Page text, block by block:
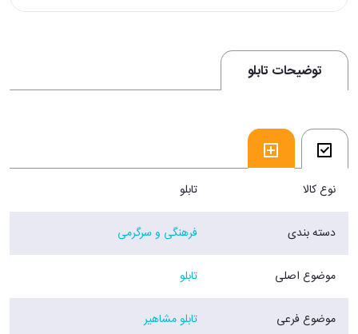
توضیحات تابلو
نوع کالا تابلو
دسته بندی فرهنگی و سرگرمی
موضوع اصلی تابلو
موضوع فرعی تابلو مشاهیر